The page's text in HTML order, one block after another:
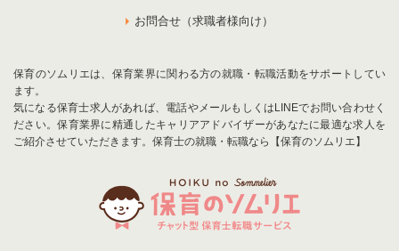
お問合せ（求職者様向け）
保育のソムリエは、保育業界に関わる方の就職・転職活動をサポートしてい
ます。
気になる保育士求人があれば、電話やメールもしくはLINEでお問い合わせく
ださい。保育業界に精通したキャリアアドバイザーがあなたに最適な求人を
ご紹介させていただきます。保育士の就職・転職なら【保育のソムリエ】